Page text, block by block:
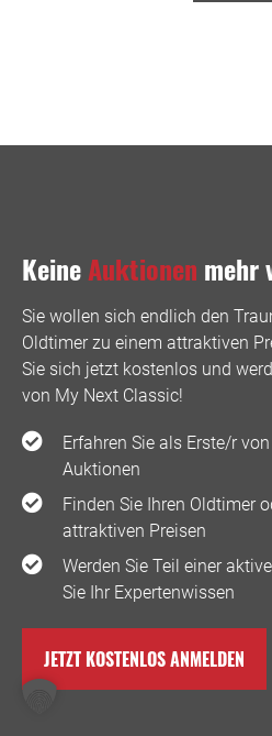
KeineAuktionen mehr
Sie wollen sich endlich den
Oldtimer zu einem attraktiven
Sie sich jetzt kostenlos und
von My Next Classic! ️
Erfahren Sie als Erste/r
Auktionen
Finden Sie Ihren Oldtimer
attraktiven Preisen
Werden Sie Teil einer
Sie Ihr Expertenwissen
JETZT KOSTENLOS ANMELDEN